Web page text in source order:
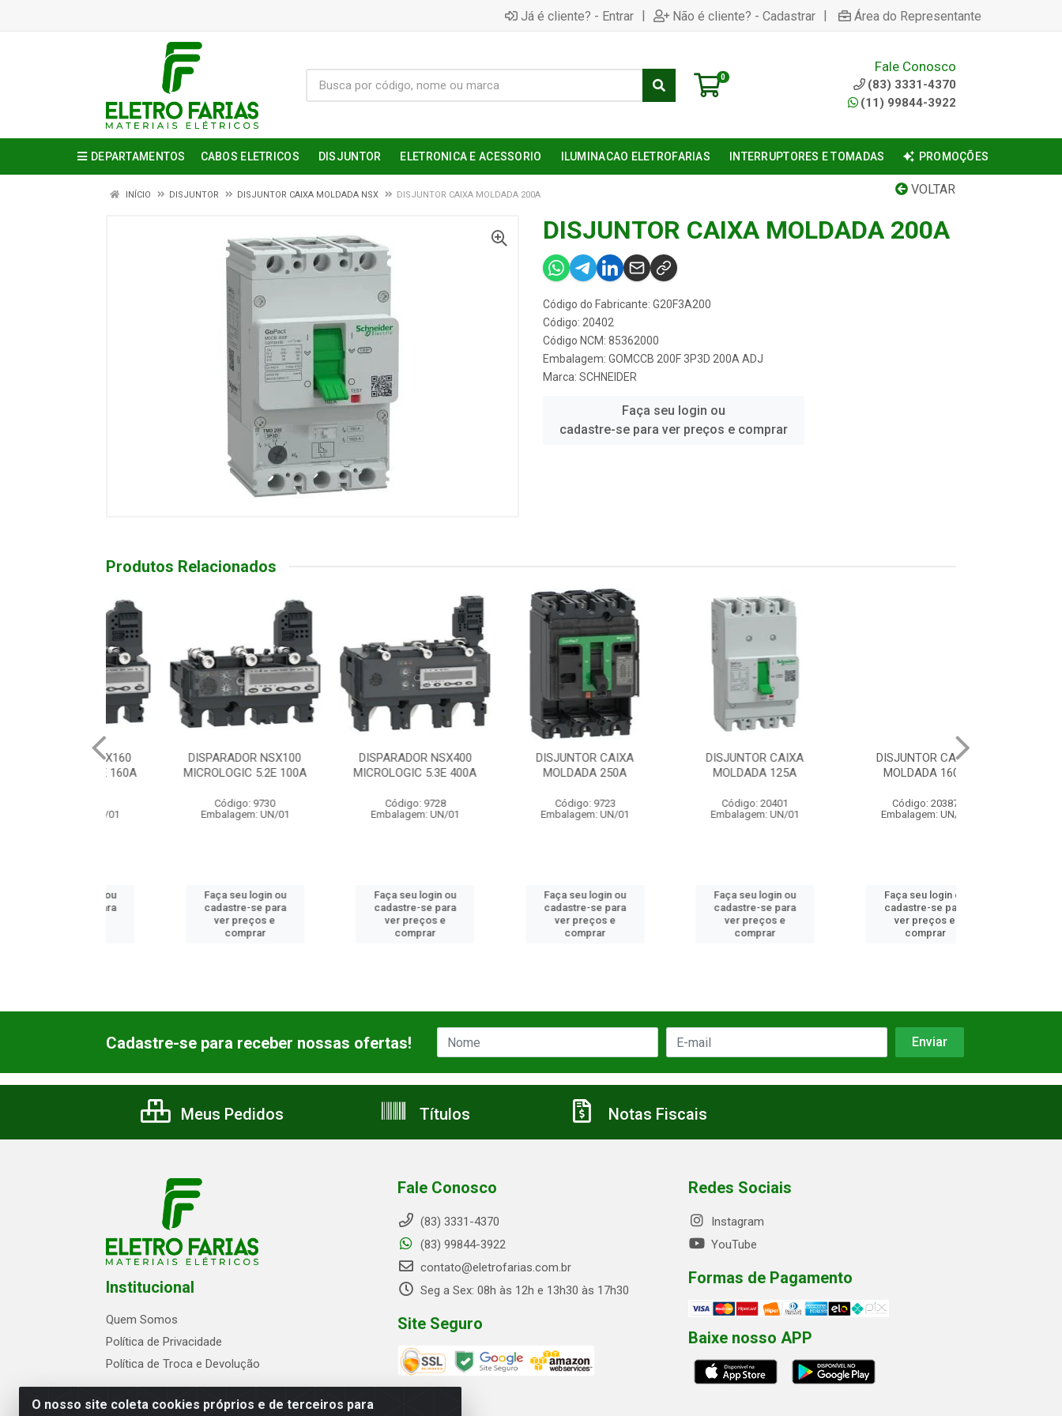
Já é cliente? - Entrar | Não é cliente? - Cadastrar | Área do Representante
0
Fale Conosco
(83) 3331-4370
(11) 99844-3922
DEPARTAMENTOS CABOS ELETRICOS DISJUNTOR ELETRONICA E ACESSORIO ILUMINACAO ELETROFARIAS INTERRUPTORES E TOMADAS PROMOÇÕES
VOLTAR
INÍCIO DISJUNTOR DISJUNTOR CAIXA MOLDADA NSX DISJUNTOR CAIXA MOLDADA 200A
DISJUNTOR CAIXA MOLDADA 200A
Código do Fabricante: G20F3A200
Código: 20402
Código NCM: 85362000
Embalagem: GOMCCB 200F 3P3D 200A ADJ
Marca: SCHNEIDER
Faça seu login ou
cadastre-se para ver preços e comprar
Produtos Relacionados
DISPARADOR NSX100
MICROLOGIC 5.2E 100A
Código: 9730
Embalagem: UN/01
Faça seu login ou
cadastre-se para
ver preços e
DISPARADOR NSX400
MICROLOGIC 5.3E 400A
Código: 9728
Embalagem: UN/01
Faça seu login ou
cadastre-se para
ver preços e
DISJUNTOR CAIXA
MOLDADA 250A
Código: 9723
Embalagem: UN/01
Faça seu login ou
cadastre-se para
ver preços e
DISJUNTOR CAIXA
MOLDADA 125A
Código: 20401
Embalagem: UN/01
Faça seu login ou
cadastre-se para
ver preços e
DISJUNTOR CAIXA
MOLDADA 160A
Código: 20387
Embalagem: UN/01
Faça seu login ou
cadastre-se para
ver preços e
O nosso site coleta cookies próprios e de terceiros para
Cadastre-se para receber nossas ofertas!
Meus Pedidos Títulos Notas Fiscais
Institucional
Quem Somos
Política de Privacidade
Política de Troca e Devolução
Fale Conosco
(83) 3331-4370
(83) 99844-3922
contato@eletrofarias.com.br
Seg a Sex: 08h às 12h e 13h30 às 17h30
Site Seguro
Redes Sociais
Instagram
YouTube
Formas de Pagamento
Baixe nosso APP